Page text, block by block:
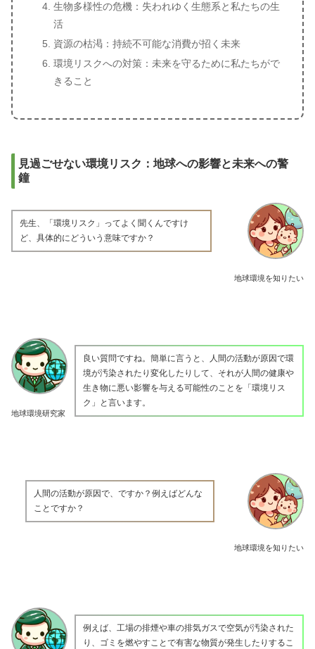
生物多様性の危機：失われゆく生態系と私たちの生
活
資源の枯渇：持続不可能な消費が招く未来
環境リスクへの対策：未来を守るために私たちがで
きること
見過ごせない環境リスク：地球への影響と未来への警
鐘
地球環境を知りたい
先生、「環境リスク」ってよく聞くんですけ
ど、具体的にどういう意味ですか？
地球環境研究家
良い質問ですね。簡単に言うと、人間の活動が原因で環
境が汚染されたり変化したりして、それが人間の健康や
生き物に悪い影響を与える可能性のことを「環境リス
ク」と言います。
地球環境を知りたい
人間の活動が原因で、ですか？例えばどんな
ことですか？
例えば、工場の排煙や車の排気ガスで空気が汚染された
り、ゴミを燃やすことで有害な物質が発生したりするこ